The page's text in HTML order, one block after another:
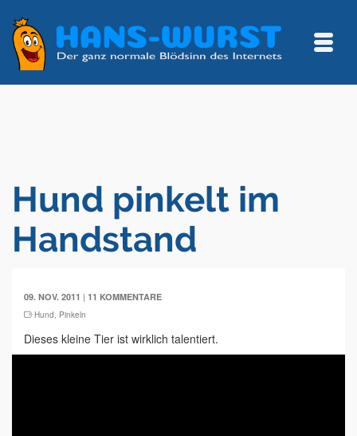
Hund pinkelt im
Handstand
09. NOV. 2011 | 11 KOMMENTARE
Hund, Pinkeln
Dieses kleine Tier ist wirklich talentiert.